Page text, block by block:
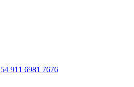
54 911 6981 7676